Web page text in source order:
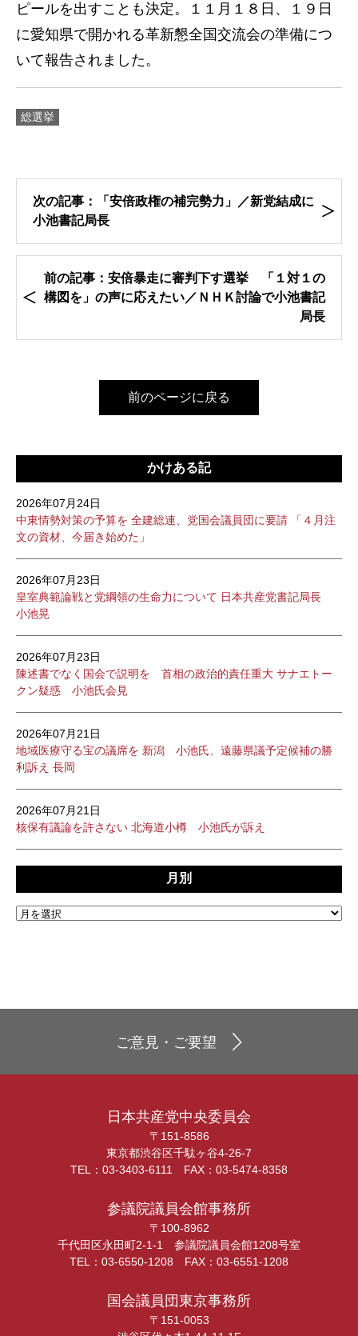
ピールを出すことも決定。１１月１８日、１９日
に愛知県で開かれる革新懇全国交流会の準備につ
いて報告されました。
総選挙
次の記事：「安倍政権の補完勢力」／新党結成に
小池書記局長
前の記事：安倍暴走に審判下す選挙 「１対１の
構図を」の声に応えたい／ＮＨＫ討論で小池書記
局長
前のページに戻る
かけある記
2026年07月24日
中東情勢対策の予算を 全建総連、党国会議員団に要請 「４月注
文の資材、今届き始めた」
2026年07月23日
皇室典範論戦と党綱領の生命力について 日本共産党書記局長
小池晃
2026年07月23日
陳述書でなく国会で説明を 首相の政治的責任重大 サナエトー
クン疑惑 小池氏会見
2026年07月21日
地域医療守る宝の議席を 新潟 小池氏、遠藤県議予定候補の勝
利訴え 長岡
2026年07月21日
核保有議論を許さない 北海道小樽 小池氏が訴え
月別
ご意見・ご要望
日本共産党中央委員会
〒151-8586
東京都渋谷区千駄ヶ谷4-26-7
TEL：03-3403-6111 FAX：03-5474-8358
参議院議員会館事務所
〒100-8962
千代田区永田町2-1-1 参議院議員会館1208号室
TEL：03-6550-1208 FAX：03-6551-1208
国会議員団東京事務所
〒151-0053